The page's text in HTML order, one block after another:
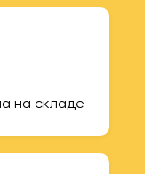
на складе